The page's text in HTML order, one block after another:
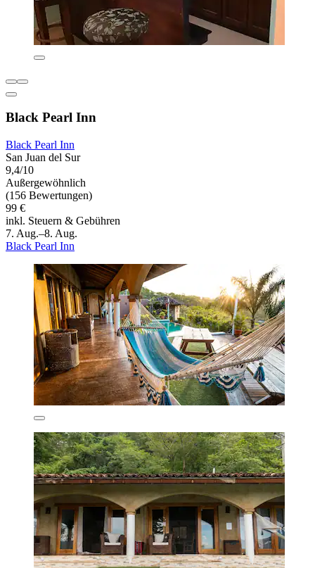
Black Pearl Inn
Black Pearl Inn
San Juan del Sur
9,4/10
Außergewöhnlich
(156 Bewertungen)
99 €
inkl. Steuern & Gebühren
7. Aug.–8. Aug.
Black Pearl Inn